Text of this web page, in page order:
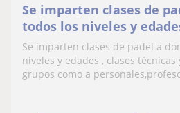
Se imparten clases de
todos los niveles y
técnicas y tácticas tanto
personales
Se imparten clases de padel a
niveles y edades , clases
grupos como a